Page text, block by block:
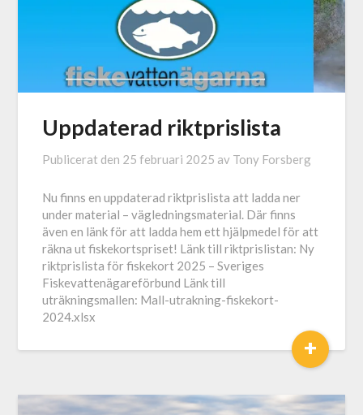
Uppdaterad riktprislista
Publicerat den 25 februari 2025 av Tony Forsberg
Nu finns en uppdaterad riktprislista att ladda ner
under material – vägledningsmaterial. Där finns
även en länk för att ladda hem ett hjälpmedel för att
räkna ut fiskekortspriset! Länk till riktprislistan: Ny
riktprislista för fiskekort 2025 – Sveriges
Fiskevattenägareförbund Länk till
uträkningsmallen: Mall-utrakning-fiskekort-
2024.xlsx
+